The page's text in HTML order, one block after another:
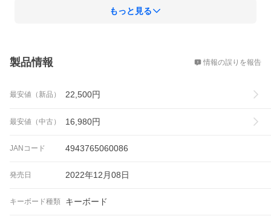
もっと見る
製品情報 情報の誤りを報告
最安値（新品） 22,500円
最安値（中古） 16,980円
JANコード 4943765060086
発売日 2022年12月08日
キーボード種類 キーボード